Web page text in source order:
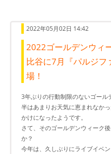
2022年05月02日 14:42
2022ゴールデンウィ
比谷に7月『パルジフ
場！
3年ぶりの行動制限のないゴー
半はあまりお天気に恵まれなか
かけになったようです。
さて、そのゴールデンウィーク
か？
今年は、久しぶりにライブイベ